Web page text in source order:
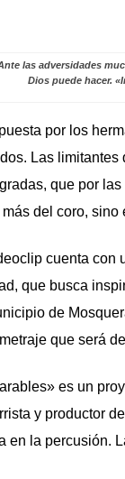
las adversidades
Dios puede hacer.
por los
Las limitantes
que por
más del coro,
cuenta con
que busca
de
que será
es un
y productor
en la percusión.